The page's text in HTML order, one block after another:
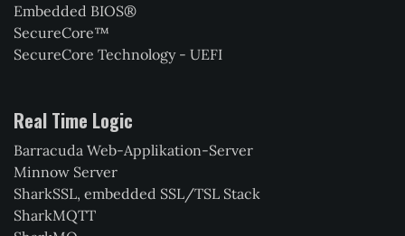
Embedded BIOS®
SecureCore™
SecureCore Technology - UEFI
Real Time Logic
Barracuda Web-Applikation-Server
Minnow Server
SharkSSL, embedded SSL/TSL Stack
SharkMQTT